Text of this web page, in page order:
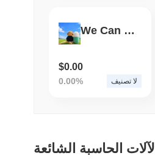
We Can Win Together
$0.00
0.00% لا تصنيف
الآلات الحاسبة الشائعة